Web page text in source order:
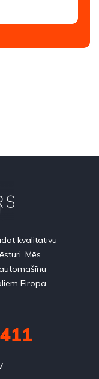
kvalitatīvu
Mēs
Eiropā.